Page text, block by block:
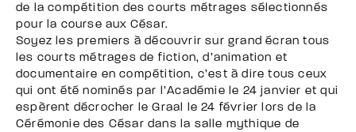
de la compétition des courts métrages sélectionnés
pour la course aux César.
Soyez les premiers à découvrir sur grand écran tous
les courts métrages de fiction, d’animation et
documentaire en compétition, c’est à dire tous ceux
qui ont été nominés par l’Académie le 24 janvier et qui
espèrent décrocher le Graal le 24 février lors de la
Cérémonie des César dans la salle mythique de